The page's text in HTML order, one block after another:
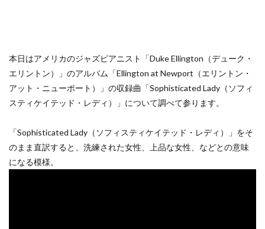
本日はアメリカのジャズピアニスト「Duke Ellington（デューク・
エリントン）」のアルバム「Ellington at Newport（エリントン・
アット・ニューポート）」の収録曲「Sophisticated Lady（ソフィ
スティケイテッド・レディ）」について調べて参ります。
「Sophisticated Lady（ソフィスティケイテッド・レディ）」をそ
のまま直訳すると、洗練された女性、上品な女性、などとの意味
になる模様。